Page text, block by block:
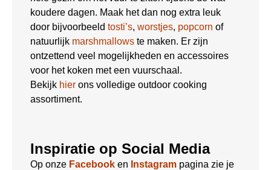
koudere dagen. Maak het dan nog extra leuk
door bijvoorbeeld tosti’s, worstjes, popcorn of
natuurlijk marshmallows te maken. Er zijn
ontzettend veel mogelijkheden en accessoires
voor het koken met een vuurschaal.
Bekijk hier ons volledige outdoor cooking
assortiment.
Inspiratie op Social Media
Op onze Facebook en Instagram pagina zie je